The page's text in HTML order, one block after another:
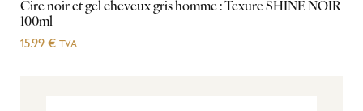
Cire noir et gel cheveux gris homme : Texure SHINE NOIR
100ml
15.99 € TVA